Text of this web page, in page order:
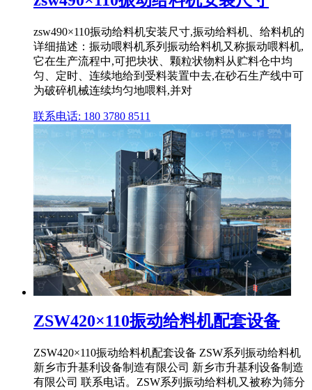
zsw490×110振动给料机安装尺寸,振动给料机、给料机的
详细描述：振动喂料机系列振动给料机又称振动喂料机,
它在生产流程中,可把块状、颗粒状物料从贮料仓中均
匀、定时、连续地给到受料装置中去,在砂石生产线中可
为破碎机械连续均匀地喂料,并对
联系电话: 180 3780 8511
ZSW420×110振动给料机配套设备
ZSW420×110振动给料机配套设备 ZSW系列振动给料机
新乡市升基利设备制造有限公司 新乡市升基利设备制造
有限公司 联系电话。ZSW系列振动给料机又被称为筛分